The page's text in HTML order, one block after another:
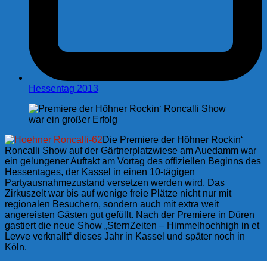
Hessentag 2013
Die Premiere der Höhner Rockin‘
Roncalli Show auf der Gärtnerplatzwiese am Auedamm war
ein gelungener Auftakt am Vortag des offiziellen Beginns des
Hessentages, der Kassel in einen 10-tägigen
Partyausnahmezustand versetzen werden wird. Das
Zirkuszelt war bis auf wenige freie Plätze nicht nur mit
regionalen Besuchern, sondern auch mit extra weit
angereisten Gästen gut gefüllt. Nach der Premiere in Düren
gastiert die neue Show „SternZeiten – Himmelhochhigh in et
Levve verknallt“ dieses Jahr in Kassel und später noch in
Köln.